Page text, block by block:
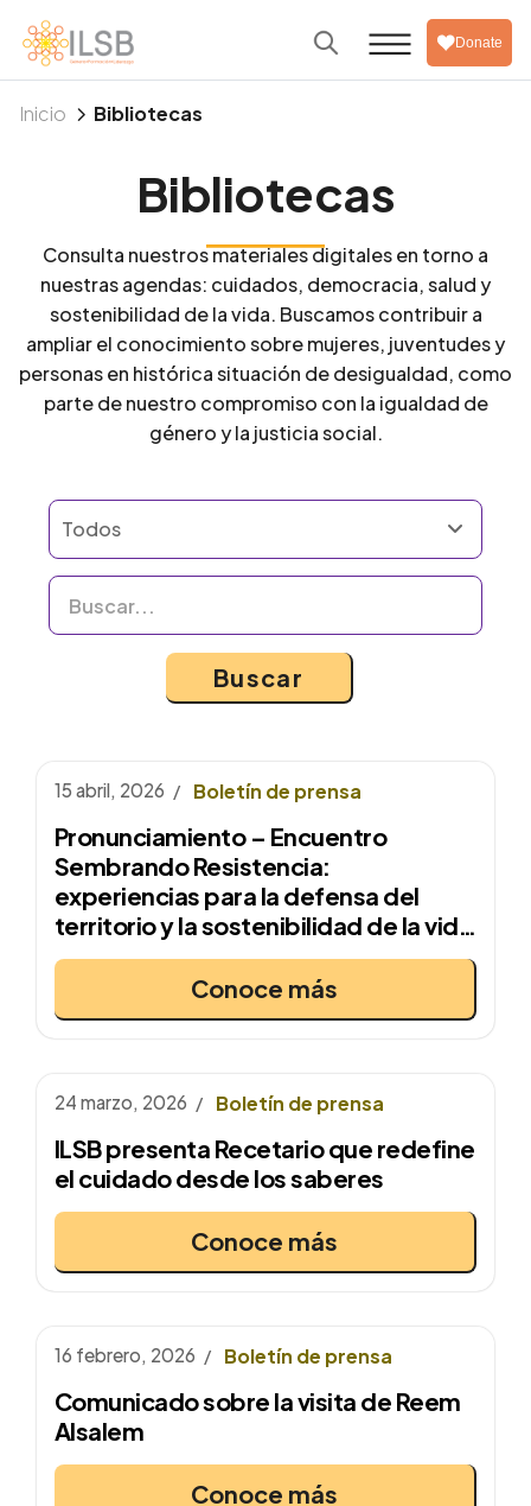
Donate
Inicio 5 Bibliotecas
Bibliotecas
Consulta nuestros materiales digitales en torno a
nuestras agendas: cuidados, democracia, salud y
sostenibilidad de la vida. Buscamos contribuir a
ampliar el conocimiento sobre mujeres, juventudes y
personas en histórica situación de desigualdad, como
parte de nuestro compromiso con la igualdad de
género y la justicia social.
Todos
Buscar
Pronunciamiento – Encuentro
Sembrando Resistencia:
experiencias para la defensa del
territorio y la sostenibilidad de la vida
en la Sierra Nororiental de Puebla
15 abril, 2026 Boletín de prensa
Conoce más
ILSB presenta Recetario que redefine
el cuidado desde los saberes
24 marzo, 2026 Boletín de prensa
Conoce más
Comunicado sobre la visita de Reem
Alsalem
16 febrero, 2026 Boletín de prensa
Conoce más